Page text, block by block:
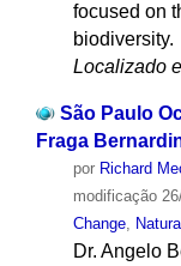
focused on
biodiversity.
Localizado
São Paulo
Fraga
por Richard
modificação
Change,
Dr. Angelo